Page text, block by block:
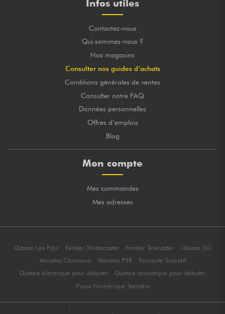
Infos utiles
Contactez-nous
Qui sommes-nous ?
Nos magasins
Consulter nos guides d’achats
Conditions générales de ventes
Consulter notre FAQ
Données personnelles
Offres d’emplois
Blog
Mon compte
Mes commandes
Mes adresses
Gibson Les Paul Fender Stratocaster Fender Telecaster
Gibson SG
Yamaha Clavinova
Yamaha PSR
Focusrite Scarlett
Guitare électrique pour débuter
Guitare acoustique pour débuter
Piano Numérique Yamaha